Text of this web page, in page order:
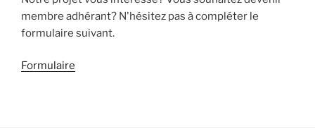
membre adhérant? N'hésitez pas à compléter le
formulaire suivant.
Formulaire